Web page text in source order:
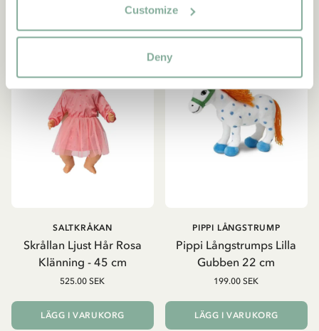
Customize
Deny
Skrållan Ljust Hår Rosa
Klänning - 45 cm
SALTKRÅKAN
525.00 SEK
LÄGG I VARUKORG
Pippi Långstrumps Lilla
Gubben 22 cm
PIPPI LÅNGSTRUMP
199.00 SEK
LÄGG I VARUKORG